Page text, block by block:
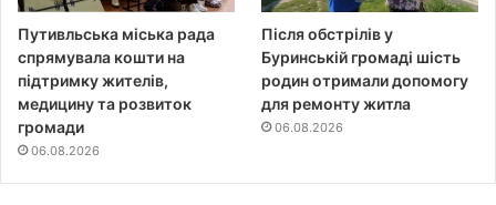
Путивльська міська рада
спрямувала кошти на
підтримку жителів,
медицину та розвиток
громади
06.08.2026
Після обстрілів у
Буринській громаді шість
родин отримали допомогу
для ремонту житла
06.08.2026